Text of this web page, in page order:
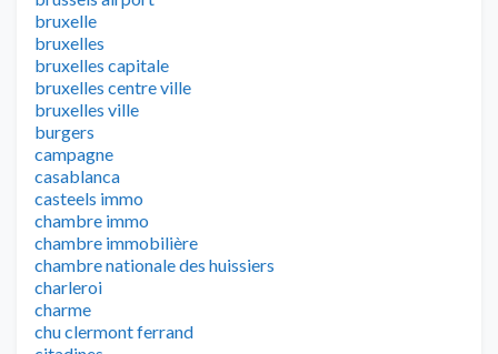
bruxelle
bruxelles
bruxelles capitale
bruxelles centre ville
bruxelles ville
burgers
campagne
casablanca
casteels immo
chambre immo
chambre immobilière
chambre nationale des huissiers
charleroi
charme
chu clermont ferrand